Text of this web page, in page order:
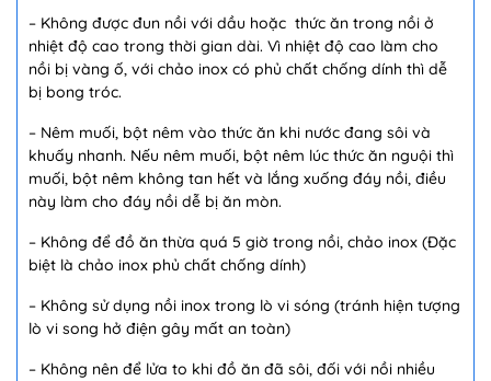
– Không được đun nồi với dầu hoặc thức ăn trong nồi ở
nhiệt độ cao trong thời gian dài. Vì nhiệt độ cao làm cho
nồi bị vàng ố, với chảo inox có phủ chất chống dính thì dễ
bị bong tróc.
– Nêm muối, bột nêm vào thức ăn khi nước đang sôi và
khuấy nhanh. Nếu nêm muối, bột nêm lúc thức ăn nguội thì
muối, bột nêm không tan hết và lắng xuống đáy nồi, điều
này làm cho đáy nồi dễ bị ăn mòn.
– Không để đồ ăn thừa quá 5 giờ trong nồi, chảo inox (Đặc
biệt là chảo inox phủ chất chống dính)
– Không sử dụng nồi inox trong lò vi sóng (tránh hiện tượng
lò vi song hở điện gây mất an toàn)
– Không nên để lửa to khi đồ ăn đã sôi, đối với nồi nhiều